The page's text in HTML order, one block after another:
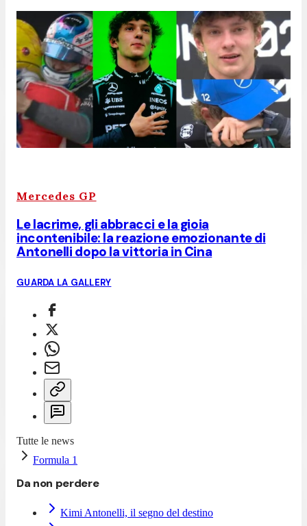
Mercedes GP
Le lacrime, gli abbracci e la gioia
incontenibile: la reazione emozionante di
Antonelli dopo la vittoria in Cina
GUARDA LA GALLERY
Tutte le news
Formula 1
Da non perdere
Kimi Antonelli, il segno del destino